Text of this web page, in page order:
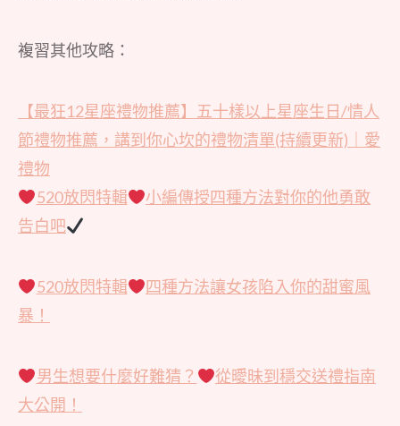
複習其他攻略：
【最狂12星座禮物推薦】五十樣以上星座生日/情人
節禮物推薦，講到你心坎的禮物清單(持續更新)｜愛
禮物
520放閃特輯
小編傳授四種方法對你的他勇敢
告白吧
520放閃特輯
四種方法讓女孩陷入你的甜蜜風
暴！
男生想要什麼好難猜？
從曖昧到穩交送禮指南
大公開！